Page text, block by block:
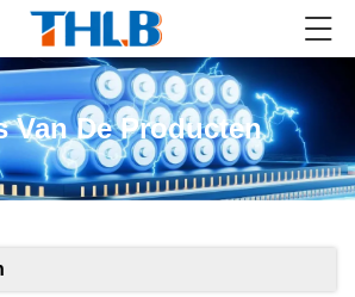
Van De Producten